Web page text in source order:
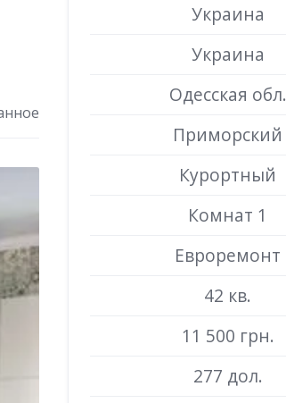
Украина
Украина
Одесская обл.
Приморский
Курортный
Комнат 1
Евроремонт
42 кв.
11 500 грн.
277 дол.